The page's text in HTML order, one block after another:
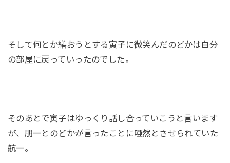
そして何とか繕おうとする寅子に微笑んだのどかは自分
の部屋に戻っていったのでした。
そのあとで寅子はゆっくり話し合っていこうと言います
が、朋一とのどかが言ったことに唖然とさせられていた
航一。